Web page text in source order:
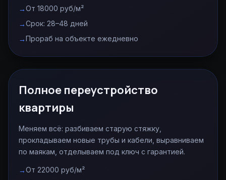
От 18000 руб/м²
Срок: 28–48 дней
Прораб на объекте ежедневно
Полное переустройство
квартиры
Меняем всё: разбиваем старую стяжку,
прокладываем новые трубы и кабели, выравниваем
по маякам, отделываем под ключ с гарантией.
От 22000 руб/м²